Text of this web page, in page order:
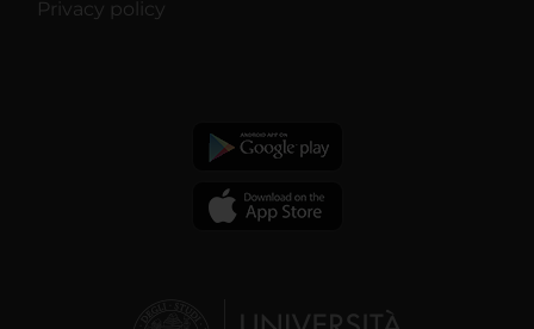
Privacy policy